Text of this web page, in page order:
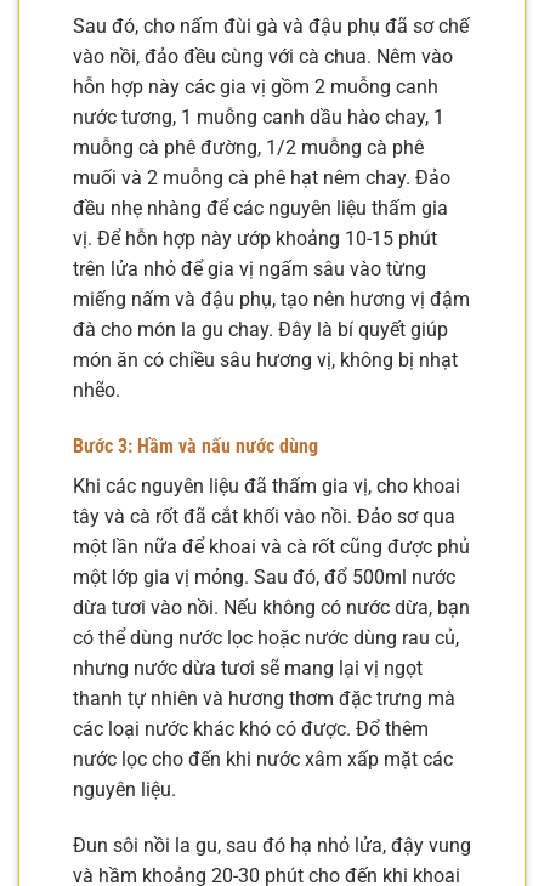
Sau đó, cho nấm đùi gà và đậu phụ đã sơ chế
vào nồi, đảo đều cùng với cà chua. Nêm vào
hỗn hợp này các gia vị gồm 2 muỗng canh
nước tương, 1 muỗng canh dầu hào chay, 1
muỗng cà phê đường, 1/2 muỗng cà phê
muối và 2 muỗng cà phê hạt nêm chay. Đảo
đều nhẹ nhàng để các nguyên liệu thấm gia
vị. Để hỗn hợp này ướp khoảng 10-15 phút
trên lửa nhỏ để gia vị ngấm sâu vào từng
miếng nấm và đậu phụ, tạo nên hương vị đậm
đà cho món la gu chay. Đây là bí quyết giúp
món ăn có chiều sâu hương vị, không bị nhạt
nhẽo.
Bước 3: Hầm và nấu nước dùng
Khi các nguyên liệu đã thấm gia vị, cho khoai
tây và cà rốt đã cắt khối vào nồi. Đảo sơ qua
một lần nữa để khoai và cà rốt cũng được phủ
một lớp gia vị mỏng. Sau đó, đổ 500ml nước
dừa tươi vào nồi. Nếu không có nước dừa, bạn
có thể dùng nước lọc hoặc nước dùng rau củ,
nhưng nước dừa tươi sẽ mang lại vị ngọt
thanh tự nhiên và hương thơm đặc trưng mà
các loại nước khác khó có được. Đổ thêm
nước lọc cho đến khi nước xâm xấp mặt các
nguyên liệu.
Đun sôi nồi la gu, sau đó hạ nhỏ lửa, đậy vung
và hầm khoảng 20-30 phút cho đến khi khoai